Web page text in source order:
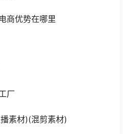
商优势在哪里
厂
素材)(混剪素材)